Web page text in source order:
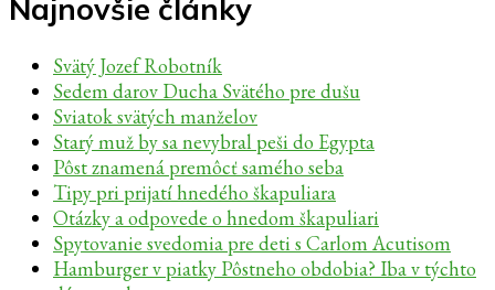
Najnovšie články
Svätý Jozef Robotník
Sedem darov Ducha Svätého pre dušu
Sviatok svätých manželov
Starý muž by sa nevybral peši do Egypta
Pôst znamená premôcť samého seba
Tipy pri prijatí hnedého škapuliara
Otázky a odpovede o hnedom škapuliari
Spytovanie svedomia pre deti s Carlom Acutisom
Hamburger v piatky Pôstneho obdobia? Iba v týchto